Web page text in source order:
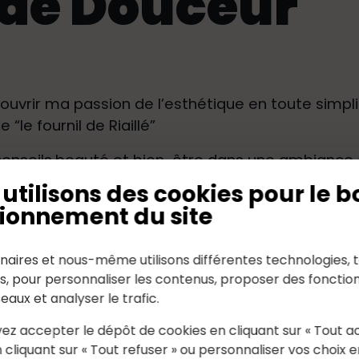
des cookies pour le
du site
et nous-même utilisons différentes technologies,
pour personnaliser les contenus, proposer des
et analyser le trafic.
accepter le dépôt de cookies en cliquant sur « Tout
sur « Tout refuser » ou personnaliser vos choix
ma passion de l’esthétique en toute
“le fournil de Riaillé”
et bien-être dans une ambiance
soin corps, minceur, maquillage, épilations,
2020 la Cabine de Flottaison …